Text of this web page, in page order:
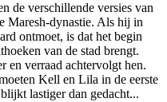
de verschillende versies van
Maresh-dynastie. Als hij in
ontmoet, is dat het begin
van de stad brengt.
en verraad achtervolgt hen.
Kell en Lila in de eerste
lastiger dan gedacht...